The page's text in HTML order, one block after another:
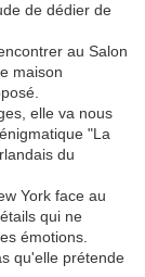
de dédier de
au Salon
maison
elle va nous
"La
du
York face au
qui ne
émotions.
qu'elle prétende